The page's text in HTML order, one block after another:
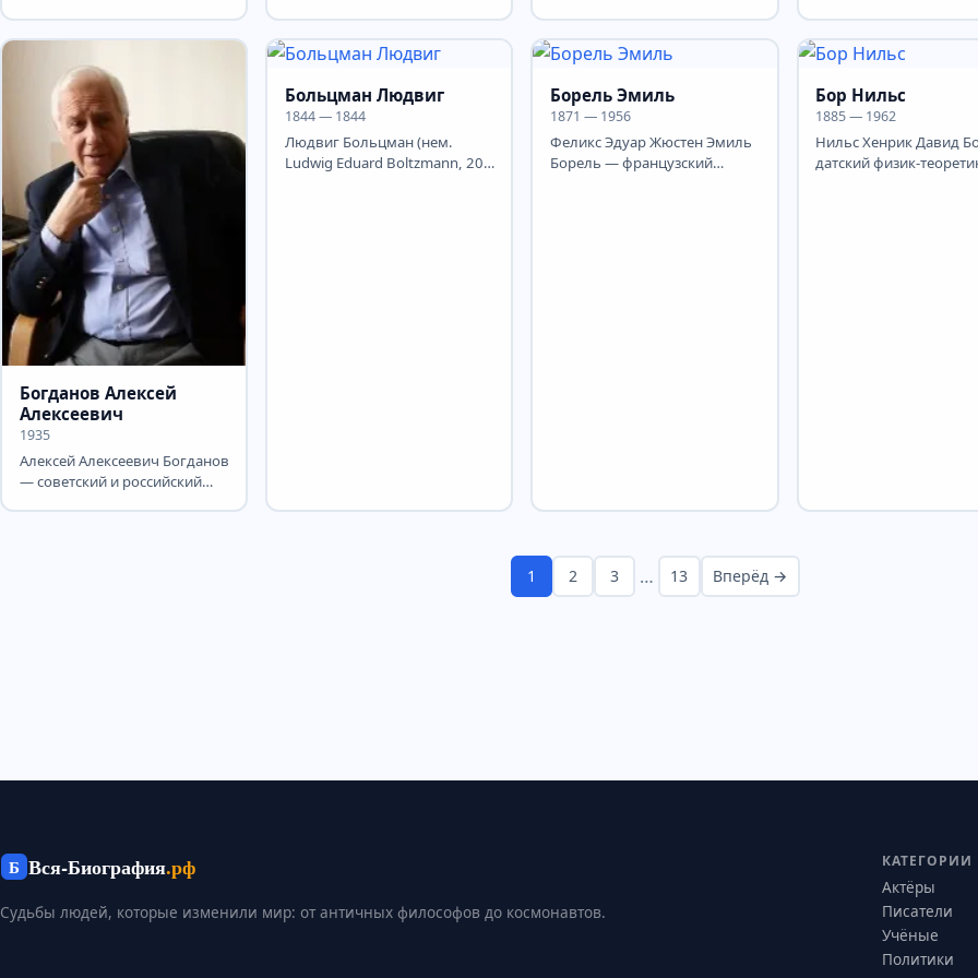
Богданов Алексей
Алексеевич
1935
Алексей Алексеевич Богданов
— советский и российский
Больцман Людвиг
1844 — 1844
Людвиг Больцман (нем.
Ludwig Eduard Boltzmann, 20
Борель Эмиль
1871 — 1956
Феликс Эдуар Жюстен Эмиль
Борель — французский
Бор Нильс
1885 — 1962
Нильс Хенрик Давид
датский физик-
1 2 3 … 13 Вперёд →
Б Вся-Биография.рф
Судьбы людей, которые изменили мир: от античных философов до космонавтов.
КАТЕГОРИИ
Актёры
Писатели
Учёные
Политики